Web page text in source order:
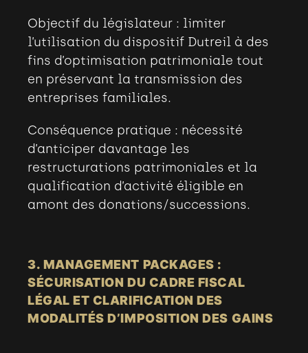
Objectif du législateur : limiter
l’utilisation du dispositif Dutreil à des
fins d’optimisation patrimoniale tout
en préservant la transmission des
entreprises familiales.
Conséquence pratique : nécessité
d’anticiper davantage les
restructurations patrimoniales et la
qualification d’activité éligible en
amont des donations/successions.
3. MANAGEMENT PACKAGES :
SÉCURISATION DU CADRE FISCAL
LÉGAL ET CLARIFICATION DES
MODALITÉS D’IMPOSITION DES GAINS